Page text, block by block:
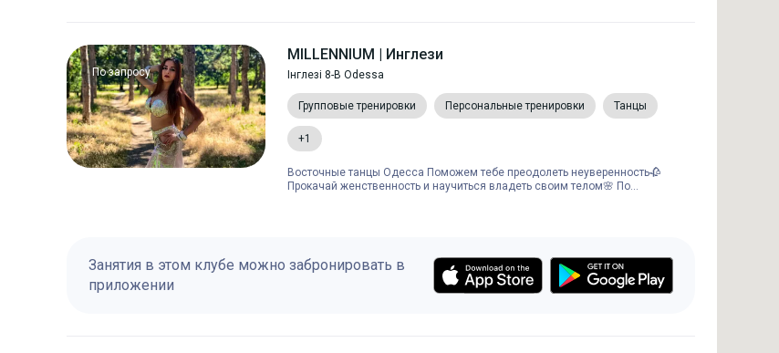
По запросу
MILLENNIUM | Инглези
Інглезі 8-В Odessa
Групповые тренировки Персональные тренировки Танцы
+1
Восточные танцы Одесса Поможем тебе преодолеть неуверенность🥀
Прокачай женственность и научиться владеть своим телом🌸 По...
Занятия в этом клубе можно забронировать в
приложении